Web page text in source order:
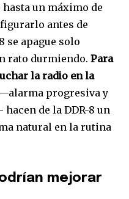
un máximo de
antes de
se apague solo
rato durmiendo. Para
la radio en la
progresiva y
de la DDR-8 un
natural en la rutina
mejorar